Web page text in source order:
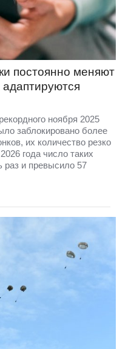
постоянно меняют
ноября 2025
заблокировано более
их количество резко
года число таких
раз и превысило 57